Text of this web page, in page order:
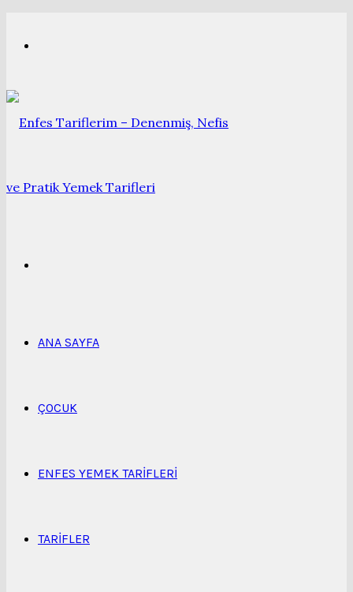
ANA SAYFA
ÇOCUK
ENFES YEMEK TARIFLERI
TARIFLER